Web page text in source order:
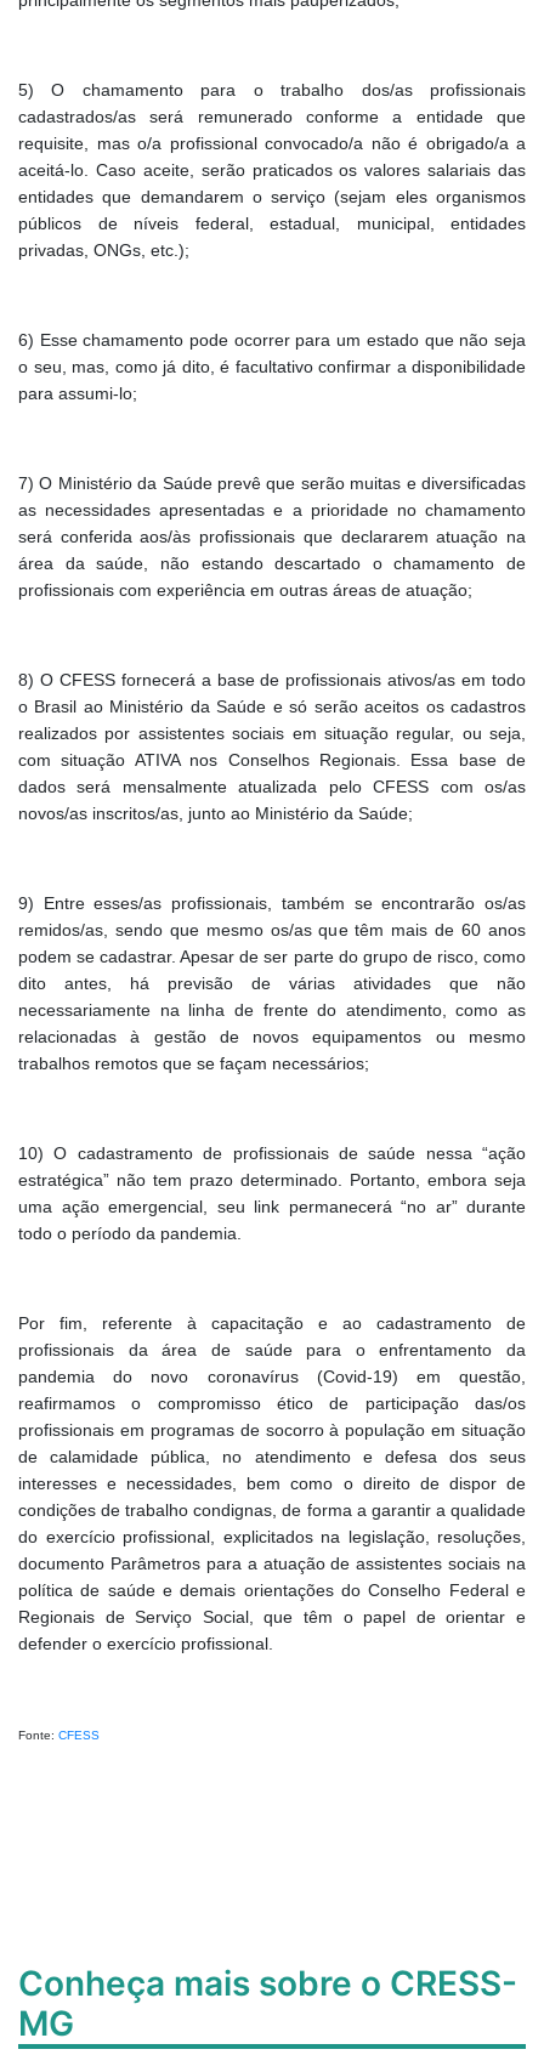
5) O chamamento para o trabalho dos/as profissionais
cadastrados/as será remunerado conforme a entidade que
requisite, mas o/a profissional convocado/a não é obrigado/a a
aceitá-lo. Caso aceite, serão praticados os valores salariais das
entidades que demandarem o serviço (sejam eles organismos
públicos de níveis federal, estadual, municipal, entidades
privadas, ONGs, etc.);
6) Esse chamamento pode ocorrer para um estado que não seja
o seu, mas, como já dito, é facultativo confirmar a disponibilidade
para assumi-lo;
7) O Ministério da Saúde prevê que serão muitas e diversificadas
as necessidades apresentadas e a prioridade no chamamento
será conferida aos/às profissionais que declararem atuação na
área da saúde, não estando descartado o chamamento de
profissionais com experiência em outras áreas de atuação;
8) O CFESS fornecerá a base de profissionais ativos/as em todo
o Brasil ao Ministério da Saúde e só serão aceitos os cadastros
realizados por assistentes sociais em situação regular, ou seja,
com situação ATIVA nos Conselhos Regionais. Essa base de
dados será mensalmente atualizada pelo CFESS com os/as
novos/as inscritos/as, junto ao Ministério da Saúde;
9) Entre esses/as profissionais, também se encontrarão os/as
remidos/as, sendo que mesmo os/as que têm mais de 60 anos
podem se cadastrar. Apesar de ser parte do grupo de risco, como
dito antes, há previsão de várias atividades que não
necessariamente na linha de frente do atendimento, como as
relacionadas à gestão de novos equipamentos ou mesmo
trabalhos remotos que se façam necessários;
10) O cadastramento de profissionais de saúde nessa “ação
estratégica” não tem prazo determinado. Portanto, embora seja
uma ação emergencial, seu link permanecerá “no ar” durante
todo o período da pandemia.
Por fim, referente à capacitação e ao cadastramento de
profissionais da área de saúde para o enfrentamento da
pandemia do novo coronavírus (Covid-19) em questão,
reafirmamos o compromisso ético de participação das/os
profissionais em programas de socorro à população em situação
de calamidade pública, no atendimento e defesa dos seus
interesses e necessidades, bem como o direito de dispor de
condições de trabalho condignas, de forma a garantir a qualidade
do exercício profissional, explicitados na legislação, resoluções,
documento Parâmetros para a atuação de assistentes sociais na
política de saúde e demais orientações do Conselho Federal e
Regionais de Serviço Social, que têm o papel de orientar e
defender o exercício profissional.
Fonte: CFESS
Conheça mais sobre o CRESS-
MG